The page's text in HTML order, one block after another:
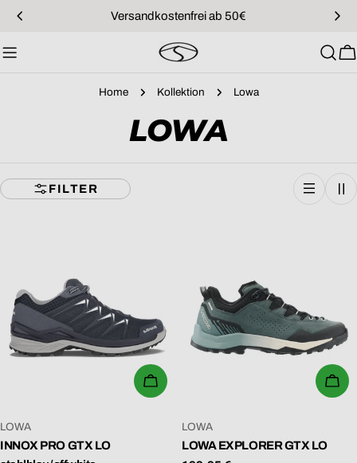
Zum
springen
Versandkostenfrei ab 50€
Home Kollektion Lowa
S
M
U
N
G
LOWA
FILTER
WÄHLEN SIE OPTIONEN
VERKÄUFER:
LOWA
INNOX PRO GTX LO
VERKÄUFER:
LOWA
LOWA EXPLORER GTX LO